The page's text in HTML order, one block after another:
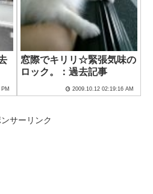
窓際でキリリ☆緊張気味の
ロック。：過去記事
2009.10.12 02:19:16 AM
ンサーリンク